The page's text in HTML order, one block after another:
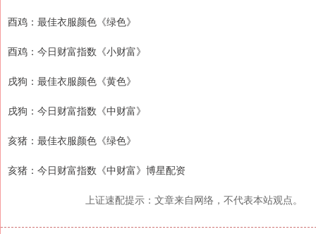
酉鸡：最佳衣服颜色《绿色》
酉鸡：今日财富指数《小财富》
戌狗：最佳衣服颜色《黄色》
戌狗：今日财富指数《中财富》
亥猪：最佳衣服颜色《绿色》
亥猪：今日财富指数《中财富》博星配资
上证速配提示：文章来自网络，不代表本站观点。